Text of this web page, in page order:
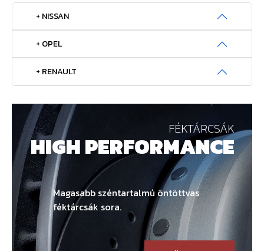
+ NISSAN
+ OPEL
+ RENAULT
FÉKTÁRCSÁK
HIGH PERFORMANCE
Magasabb széntartalmú öntöttvas
féktárcsák sora.